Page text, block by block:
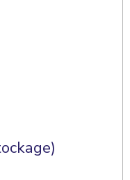
1955 (déstockage)